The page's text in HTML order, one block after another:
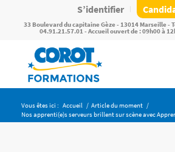
S’identifier
33 Boulevard du capitaine Gèze - 13014 Marseille -
04.91.21.57.01 - Accueil ouvert de : 09h00 à
Vous êtes ici : Accueil / Article du moment /
Nos apprenti(e)s serveurs brillent sur scène avec